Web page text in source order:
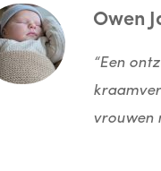
Owen
“Een
vrouwen